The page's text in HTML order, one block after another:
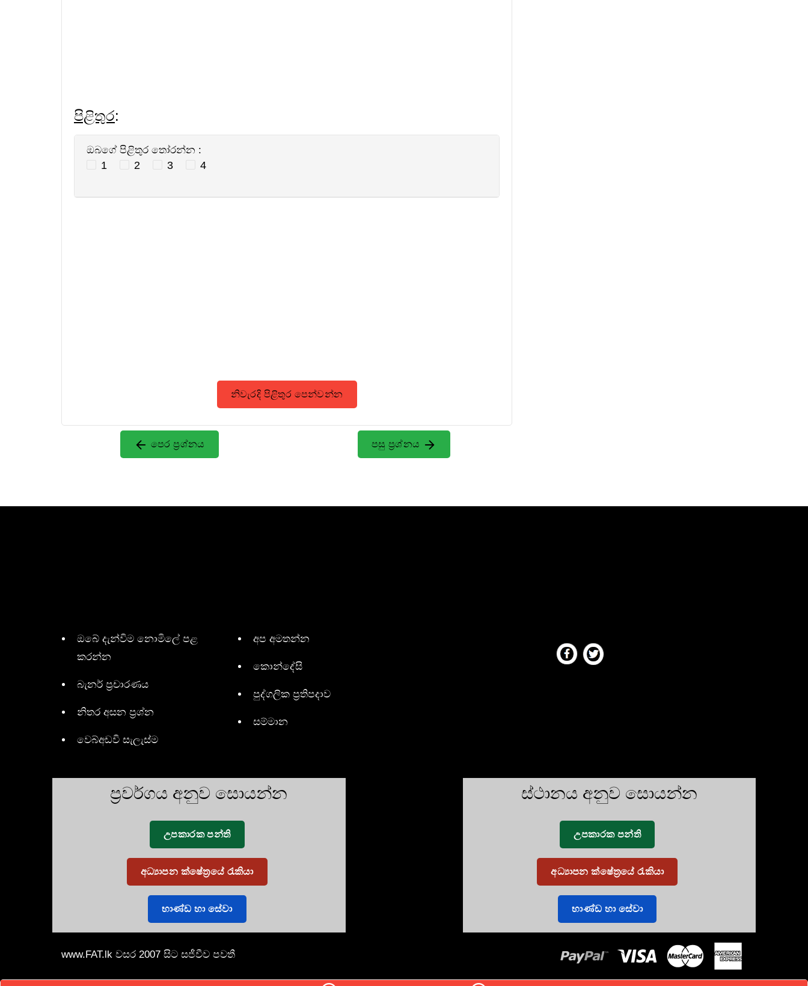
පිළිතුර:
ඔබගේ පිළිතුර තෝරන්න :
1 2 3 4
නිවැරදි පිළිතුර පෙන්වන්න
පෙර ප්‍රශ්නය පසු ප්‍රශ්නය
ඔබේ දැන්විම නොමිලේ පළ
කරන්න
බැනර් ප්‍රචාරණය
නිතර අසන ප්‍රශ්න
වෙබ්අඩවි සැලැස්ම
අප අමතන්න
කොන්දේසි
පුද්ගලික ප්‍රතිපදාව
සම්මාන
ප්‍රවර්ගය අනුව සොයන්න
උපකාරක පන්ති
අධ්‍යාපන ක්ෂේත්‍රයේ රැකියා
භාණ්ඩ හා සේවා
ස්ථානය අනුව සොයන්න
උපකාරක පන්ති
අධ්‍යාපන ක්ෂේත්‍රයේ රැකියා
භාණ්ඩ හා සේවා
www.FAT.lk වසර 2007 සිට සජීවීව පවතී